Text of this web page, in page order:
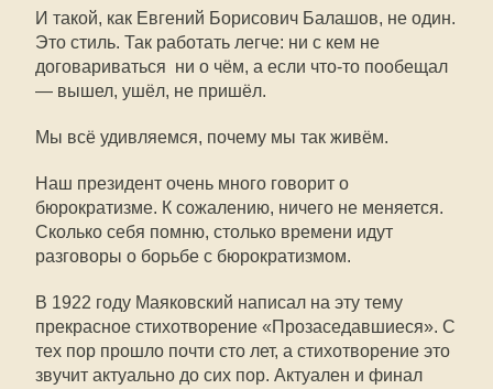
И такой, как Евгений Борисович Балашов, не один.
Это стиль. Так работать легче: ни с кем не
договариваться ни о чём, а если что-то пообещал
— вышел, ушёл, не пришёл.
Мы всё удивляемся, почему мы так живём.
Наш президент очень много говорит о
бюрократизме. К сожалению, ничего не меняется.
Сколько себя помню, столько времени идут
разговоры о борьбе с бюрократизмом.
В 1922 году Маяковский написал на эту тему
прекрасное стихотворение «Прозаседавшиеся». С
тех пор прошло почти сто лет, а стихотворение это
звучит актуально до сих пор. Актуален и финал